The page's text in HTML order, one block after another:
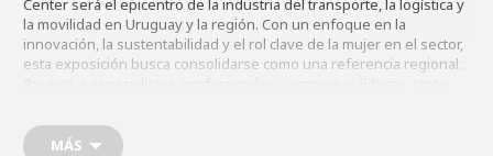
Center será el epicentro de la industria del transporte, la logística y
la movilidad en Uruguay y la región. Con un enfoque en la
innovación, la sustentabilidad y el rol clave de la mujer en el sector,
esta exposición busca consolidarse como una referencia regional.
tecnología, las nuevas tendencias y la inclusión serán
protagonistas del futuro de la logística.
MÁS